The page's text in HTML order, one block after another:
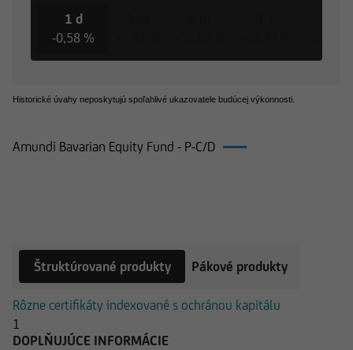
1 d
-0,58 %
Historické úvahy neposkytujú spoľahlivé ukazovatele budúcej výkonnosti.
Amundi Bavarian Equity Fund - P-C/D
Štruktúrované produkty Pákové produkty
Rôzne certifikáty indexované s ochránou kapitálu
1
DOPLŇUJÚCE INFORMÁCIE